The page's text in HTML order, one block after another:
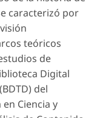
caracterizó por
teóricos
de
Digital
del
Ciencia y